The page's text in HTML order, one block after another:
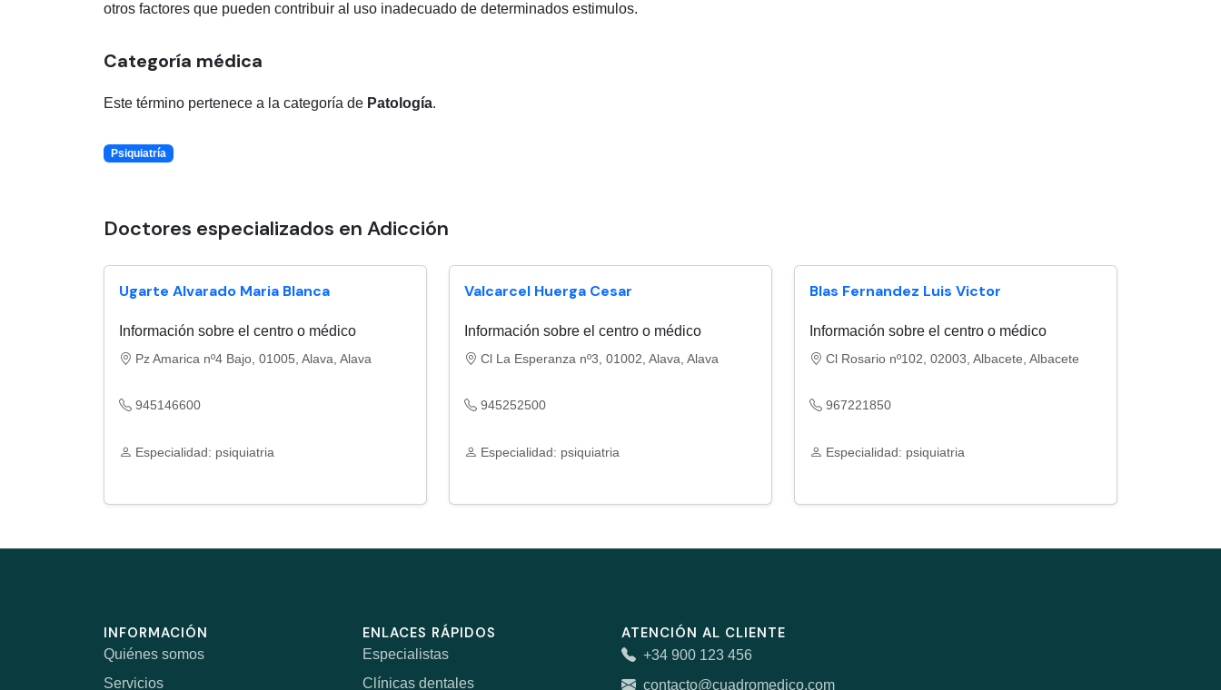
otros factores que pueden contribuir al uso inadecuado de determinados estimulos.
Categoría médica
Este término pertenece a la categoría de Patología.
Psiquiatría
Doctores especializados en Adicción
Ugarte Alvarado Maria Blanca
Información sobre el centro o médico
Pz Amarica nº4 Bajo, 01005, Alava, Alava
945146600
Especialidad: psiquiatria
Valcarcel Huerga Cesar
Información sobre el centro o médico
Cl La Esperanza nº3, 01002, Alava, Alava
945252500
Especialidad: psiquiatria
Blas Fernandez Luis Victor
Información sobre el centro o médico
Cl Rosario nº102, 02003, Albacete, Albacete
967221850
Especialidad: psiquiatria
INFORMACIÓN
Quiénes somos
Servicios
ENLACES RÁPIDOS
Especialistas
Clínicas dentales
ATENCIÓN AL CLIENTE
+34 900 123 456
contacto@cuadromedico.com